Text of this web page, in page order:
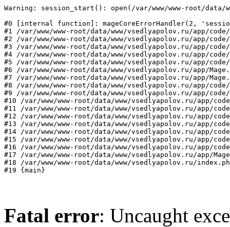
Warning: session_start(): open(/var/www/www-root/data/
#0 [internal function]: mageCoreErrorHandler(2,
#1 /var/www/www-root/data/www/vsedlyapolov.ru/app/
#2 /var/www/www-root/data/www/vsedlyapolov.ru/app/
#3 /var/www/www-root/data/www/vsedlyapolov.ru/app/
#4 /var/www/www-root/data/www/vsedlyapolov.ru/app/
#5 /var/www/www-root/data/www/vsedlyapolov.ru/app/
#6 /var/www/www-root/data/www/vsedlyapolov.ru/app/
#7 /var/www/www-root/data/www/vsedlyapolov.ru/app/
#8 /var/www/www-root/data/www/vsedlyapolov.ru/app/
#9 /var/www/www-root/data/www/vsedlyapolov.ru/app/
#10 /var/www/www-root/data/www/vsedlyapolov.ru/app/
#11 /var/www/www-root/data/www/vsedlyapolov.ru/app/
#12 /var/www/www-root/data/www/vsedlyapolov.ru/app/
#13 /var/www/www-root/data/www/vsedlyapolov.ru/app/
#14 /var/www/www-root/data/www/vsedlyapolov.ru/app/
#15 /var/www/www-root/data/www/vsedlyapolov.ru/app/
#16 /var/www/www-root/data/www/vsedlyapolov.ru/app/
#17 /var/www/www-root/data/www/vsedlyapolov.ru/app/
#18 /var/www/www-root/data/www/vsedlyapolov.ru/
#19 {main}
Fatal error: Uncaught